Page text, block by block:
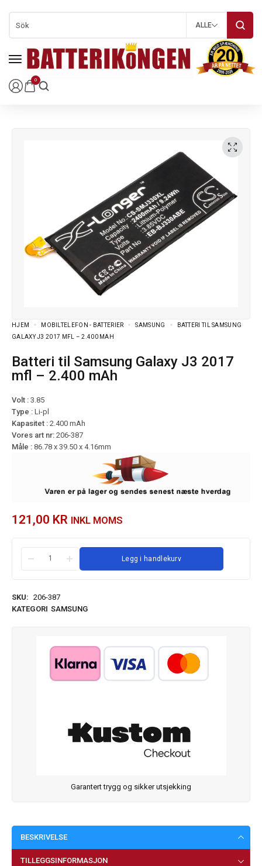
0
ALLE
HJEM MOBILTELEFON - BATTERIER SAMSUNG
BATTERI TIL SAMSUNG
GALAXY J3 2017 MFL – 2.400 MAH
Batteri til Samsung Galaxy J3 2017
mfl – 2.400 mAh
Volt : 3.85
Type : Li-pl
Kapasitet : 2.400 mAh
Vores art nr: 206-387
Måle : 86.78 x 39.50 x 4.16mm
121,00 KR INKL MOMS
Legg i handlekurv
SKU: 206-387
KATEGORI SAMSUNG
Garantert trygg og sikker utsjekking
BESKRIVELSE
TILLEGGSINFORMASJON